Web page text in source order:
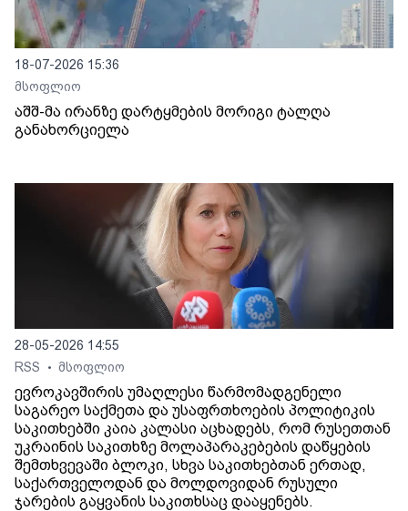
18-07-2026 15:36
მსოფლიო
აშშ-მა ირანზე დარტყმების მორიგი ტალღა
განახორციელა
28-05-2026 14:55
RSS
• მსოფლიო
ევროკავშირის უმაღლესი წარმომადგენელი
საგარეო საქმეთა და უსაფრთხოების პოლიტიკის
საკითხებში კაია კალასი აცხადებს, რომ რუსეთთან
უკრაინის საკითხზე მოლაპარაკებების დაწყების
შემთხვევაში ბლოკი, სხვა საკითხებთან ერთად,
საქართველოდან და მოლდოვიდან რუსული
ჯარების გაყვანის საკითხსაც დააყენებს.